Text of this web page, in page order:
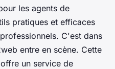
les agents de
pratiques et efficaces
C'est dans
entre en scène. Cette
un service de